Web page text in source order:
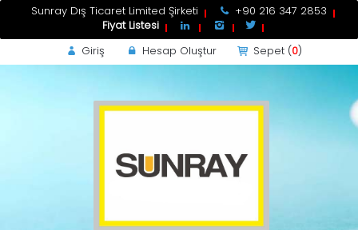
Sunray Dış Ticaret Limited Şirketi
+90 216 347 2853
Fiyat Listesi
Giriş
Hesap Oluştur Sepet (0)